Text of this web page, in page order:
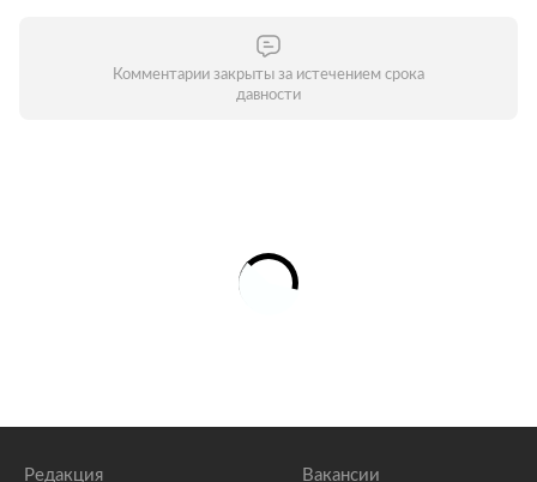
Комментарии закрыты за истечением срока
давности
Редакция Вакансии